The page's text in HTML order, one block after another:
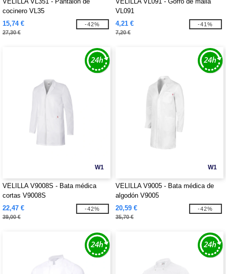
cocinero VL35
15,74 €
27,30 €
-42%
VL091
4,21 €
7,20 €
-41%
W1
VELILLA V9008S - Bata médica
cortas V9008S
22,47 €
39,00 €
-42%
W1
VELILLA V9005 - Bata médica de
algodón V9005
20,59 €
35,70 €
-42%